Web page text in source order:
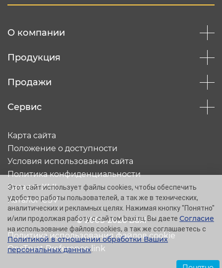
О компании
Продукция
Продажи
Сервис
© 2005-2026 Baxi
Карта сайта
Положение о доступности
Условия использования сайта
Политика конфиденциальности
Каталог XML
Каталог CSV
Политика использования файлов cookie
OneTrust Preference link
Этот сайт использует файлы cookies, чтобы обеспечить
удобство работы пользователей, а так же в технических,
аналитических и рекламных целях. Нажимая кнопку "Понятно"
и/или продолжая работу с сайтом baxi.ru, Вы даете Согласие
на использование файлов cookies, а так же соглашаетесь с
Политикой в отношении обработки Ваших
персональных данных.